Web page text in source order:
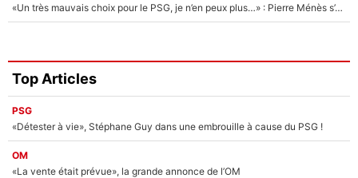
«Un très mauvais choix pour le PSG, je n’en peux plus…» : Pierre Ménès s’est complètement trompé avec Luis Enrique et ces déclarations le prouvent !
Top Articles
PSG
«Détester à vie», Stéphane Guy dans une embrouille à cause du PSG !
OM
«La vente était prévue», la grande annonce de l’OM